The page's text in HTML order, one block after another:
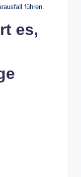
führen.
es,